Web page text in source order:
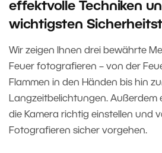
effektvolle Techniken
wichtigsten
Wir zeigen Ihnen drei bewährte
Feuer fotografieren – von der
Flammen in den Händen bis hin
Langzeitbelichtungen. Außerdem
die Kamera richtig einstellen und
Fotografieren sicher vorgehen.